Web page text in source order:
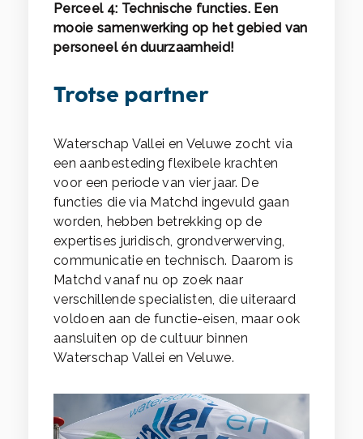
Perceel 4: Technische functies. Een
mooie samenwerking op het gebied van
personeel én duurzaamheid!
Trotse partner
Waterschap Vallei en Veluwe zocht via
een aanbesteding flexibele krachten
voor een periode van vier jaar. De
functies die via Matchd ingevuld gaan
worden, hebben betrekking op de
expertises juridisch, grondverwerving,
communicatie en technisch. Daarom is
Matchd vanaf nu op zoek naar
verschillende specialisten, die uiteraard
voldoen aan de functie-eisen, maar ook
aansluiten op de cultuur binnen
Waterschap Vallei en Veluwe.